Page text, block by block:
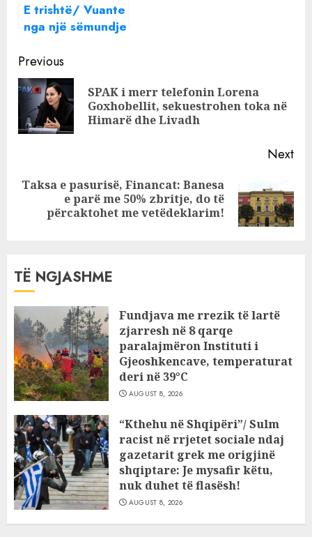
E trishtë/ Vuante
nga një sëmundje
nga jeta në
moshën 31-
vjeçare
infermierja në
Berat, mesazhi
me sytë e bukur
Continue
Reading
Previous
SPAK i merr telefonin Lorena
Goxhobellit, sekuestrohen toka në
Himarë dhe Livadh
Next
Next
post:
Taksa e pasurisë, Financat: Banesa
e parë me 50% zbritje, do të
përcaktohet me vetëdeklarim!
TË NGJASHME
Fundjava me rrezik të lartë
zjarresh në 8 qarqe
paralajmëron Instituti i
Gjeoshkencave, temperaturat
deri në 39°C
AUGUST 8, 2026
“Kthehu në Shqipëri”/ Sulm
racist në rrjetet sociale ndaj
gazetarit grek me origjinë
shqiptare: Je mysafir këtu,
nuk duhet të flasësh!
AUGUST 8, 2026